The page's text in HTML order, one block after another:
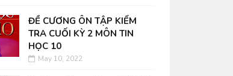
ĐỀ CƯƠNG ÔN TẬP KIỂM
TRA CUỐI KỲ 2 MÔN TIN
HỌC 10
May 10, 2022